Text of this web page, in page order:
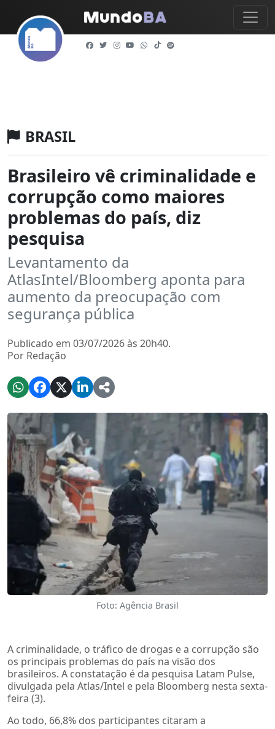
BRASIL
Brasileiro vê criminalidade e
corrupção como maiores
problemas do país, diz
pesquisa
Levantamento da
AtlasIntel/Bloomberg aponta para
aumento da preocupação com
segurança pública
Publicado em 03/07/2026 às 20h40.
Por Redação
Foto: Agência Brasil
A criminalidade, o tráfico de drogas e a corrupção são
os principais problemas do país na visão dos
brasileiros. A constatação é da pesquisa Latam Pulse,
divulgada pela Atlas/Intel e pela Bloomberg nesta sexta-
feira (3).
Ao todo, 66,8% dos participantes citaram a